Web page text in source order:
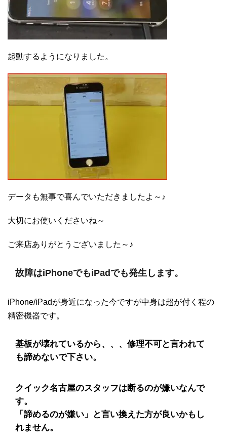
起動するようになりました。
データも無事で喜んでいただきましたよ～♪
大切にお使いくださいね～
ご来店ありがとうございました～♪
故障はiPhoneでもiPadでも発生します。
iPhone/iPadが身近になった今ですが中身は超が付く程の
精密機器です。
基板が壊れているから、、、修理不可と言われて
も諦めないで下さい。
クイック名古屋のスタッフは断るのが嫌いなんで
す。
「諦めるのが嫌い」と言い換えた方が良いかもし
れません。